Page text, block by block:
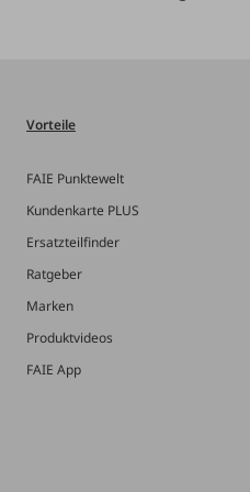
Vorteile
FAIE Punktewelt
Kundenkarte PLUS
Ersatzteilfinder
Ratgeber
Marken
Produktvideos
FAIE App